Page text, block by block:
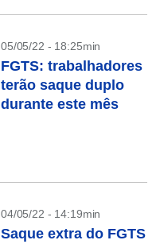
05/05/22 - 18:25min
FGTS: trabalhadores
terão saque duplo
durante este mês
04/05/22 - 14:19min
Saque extra do FGTS